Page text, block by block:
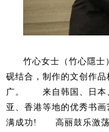
竹心女士（竹心隱士
砚结合，制作的文创作
广。 来自韩国、日本
亚、香港等地的优秀书
满成功! 高丽鼓乐激荡